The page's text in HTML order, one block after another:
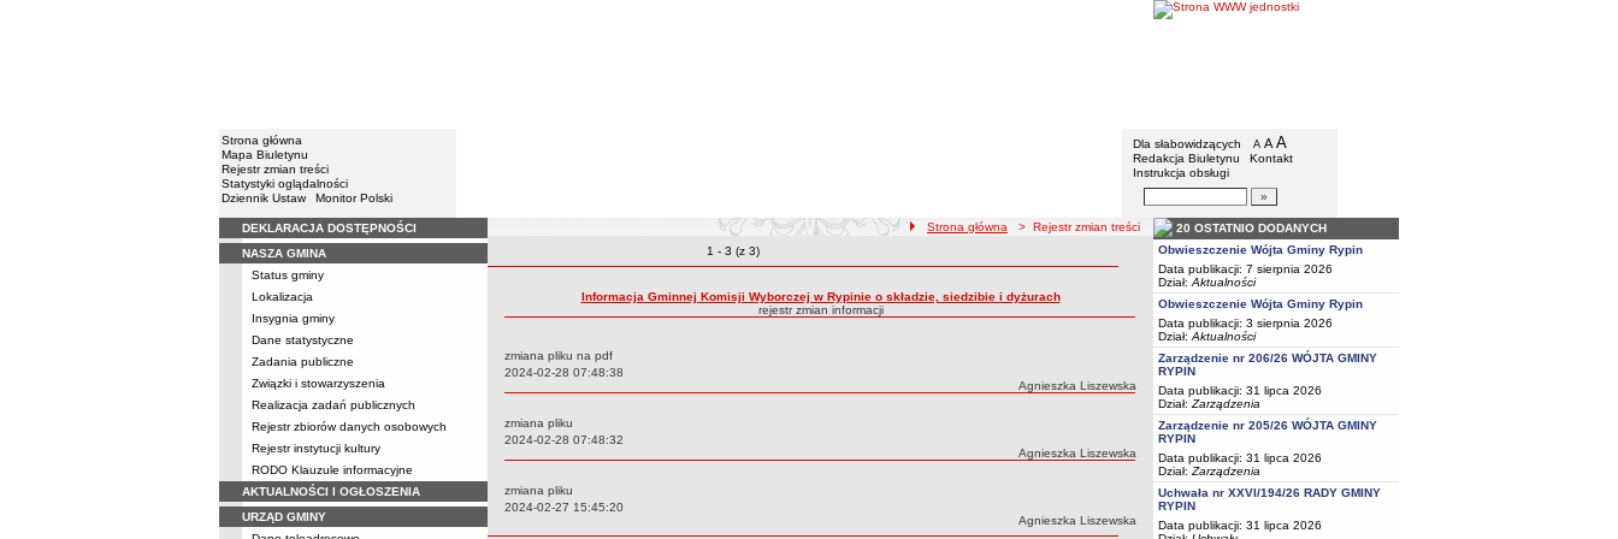
Strona główna
Mapa Biuletynu
Rejestr zmian treści
Statystyki oglądalności
Dziennik Ustaw
Monitor Polski
Gmina Rypin
Menu dodatkowe
Dla słabowidzących A pomniejsz czcionkę
A standardowy rozmiar czcionki
A
Redakcja Biuletynu
Kontakt
Instrukcja obsługi
Wyszukiwarka artykułów
Menu
DEKLARACJA DOSTĘPNOŚCI
NASZA GMINA
Status gminy
Lokalizacja
Insygnia gminy
Dane statystyczne
Zadania publiczne
Związki i stowarzyszenia
Realizacja zadań publicznych
Rejestr zbiorów danych osobowych
Rejestr instytucji kultury
RODO Klauzule informacyjne
AKTUALNOŚCI I OGŁOSZENIA
URZĄD GMINY
ścieżka nawigacji
Strona główna > Rejestr zmian treści
Zmiany o pozycjach
1 - 3 (z 3)
Informacja Gminnej Komisji Wyborczej w Rypinie o składzie, siedzibie i dyżurach
rejestr zmian informacji
zmiana pliku na pdf
Data:
2024-02-28 07:48:38
Autor:
Agnieszka Liszewska
zmiana pliku
Data:
2024-02-28 07:48:32
Autor:
Agnieszka Liszewska
zmiana pliku
Data:
2024-02-27 15:45:20
Autor:
Agnieszka Liszewska
20 OSTATNIO DODANYCH
Obwieszczenie Wójta Gminy Rypin
Data publikacji: 7 sierpnia 2026
Dział: Aktualności
Obwieszczenie Wójta Gminy Rypin
Data publikacji: 3 sierpnia 2026
Dział: Aktualności
Zarządzenie nr 206/26 WÓJTA GMINY
RYPIN
Data publikacji: 31 lipca 2026
Dział: Zarządzenia
Zarządzenie nr 205/26 WÓJTA GMINY
RYPIN
Data publikacji: 31 lipca 2026
Dział: Zarządzenia
Uchwała nr XXVI/194/26 RADY GMINY
RYPIN
Data publikacji: 31 lipca 2026